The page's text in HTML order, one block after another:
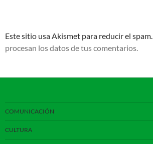
Este sitio usa Akismet para reducir el spam.
procesan los datos de tus comentarios.
COMUNICACIÓN
CULTURA